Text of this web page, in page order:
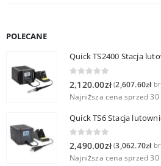
POLECANE
Quick TS2400 Stacja
2,120.00zł (2,607.60zł
Najniższa cena sprzed 30
0 out of 5
2,490.00zł (3,062.70zł
Najniższa cena sprzed 30